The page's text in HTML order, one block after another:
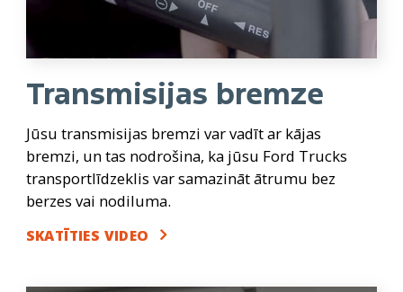
Transmisijas bremze
Jūsu transmisijas bremzi var vadīt ar kājas
bremzi, un tas nodrošina, ka jūsu Ford Trucks
transportlīdzeklis var samazināt ātrumu bez
berzes vai nodiluma.
SKATĪTIES VIDEO